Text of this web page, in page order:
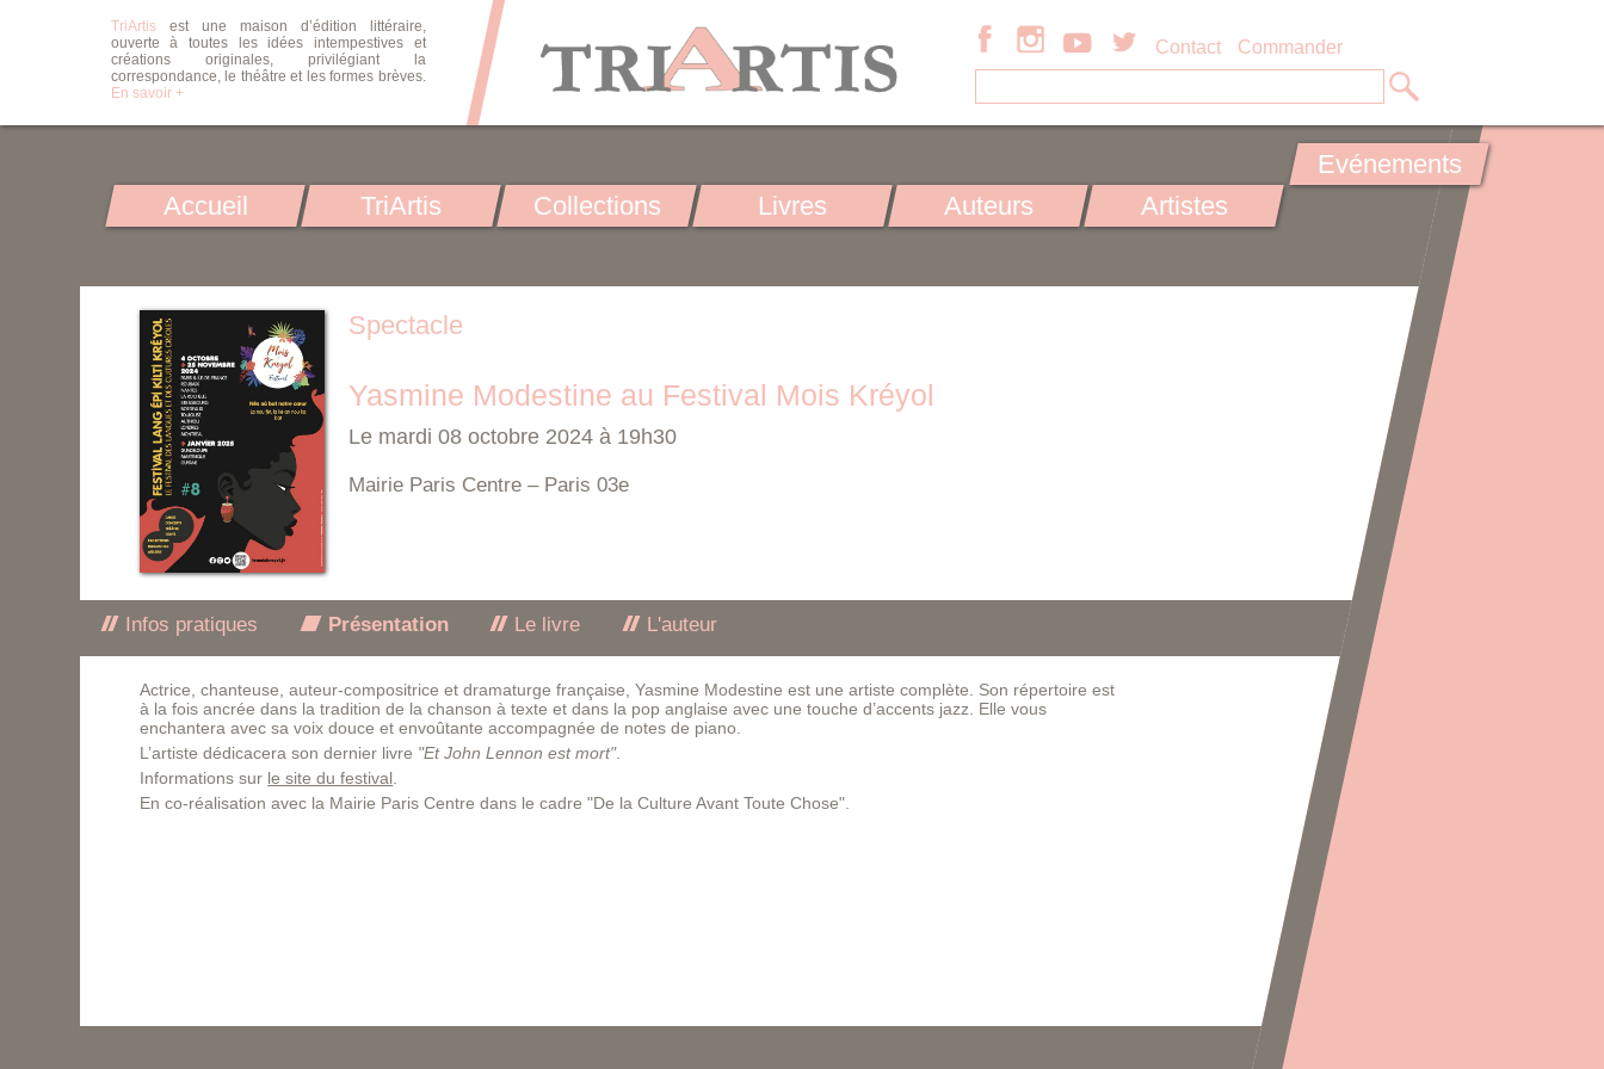
TriArtisest une maison d’édition littéraire,
ouverte à toutes les idées intempestives et
créations originales, privilégiant la
correspondance, le théâtre et les formes brèves.
En savoir +
Contact Commander
Accueil TriArtis Collections Livres Auteurs Artistes
Evénements
Spectacle
Yasmine Modestine au Festival Mois Kréyol
Le mardi 08 octobre 2024 à 19h30
Mairie Paris Centre – Paris 03e
Infos pratiques Présentation Le livre L'auteur
Actrice, chanteuse, auteur-compositrice et dramaturge française, Yasmine Modestine est une artiste complète. Son répertoire est
à la fois ancrée dans la tradition de la chanson à texte et dans la pop anglaise avec une touche d’accents jazz. Elle vous
enchantera avec sa voix douce et envoûtante accompagnée de notes de piano.
L’artiste dédicacera son dernier livre "Et John Lennon est mort".
Informations sur le site du festival
En co-réalisation avec la Mairie Paris Centre dans le cadre "De la Culture Avant Toute Chose".